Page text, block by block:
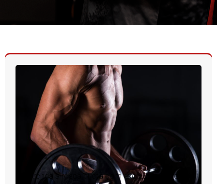
Aprenda a rosca direta com execução perfeita e